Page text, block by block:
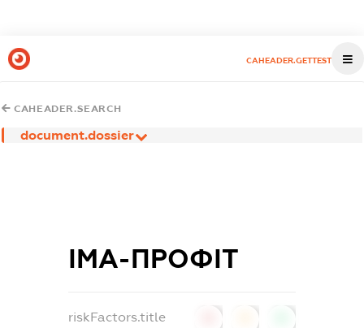
CAHEADER.GETTEST
CAHEADER.SEARCH
document.dossier
ІМА-ПРОФІТ
riskFactors.title